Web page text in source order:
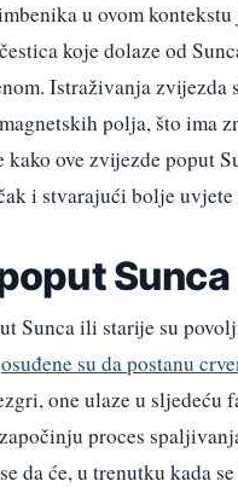
u ovom
koje dolaze od
Istraživanja
polja, što ima
kako ove zvijezde poput
i stvarajući bolje uvjete
Sunca
Sunca ili starije su
osuđene su da postanu
one ulaze u sljedeću
proces
da će, u trenutku